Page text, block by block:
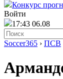
Конкурс
Войти
17:43 06.08
Soccer365 › ПСВ